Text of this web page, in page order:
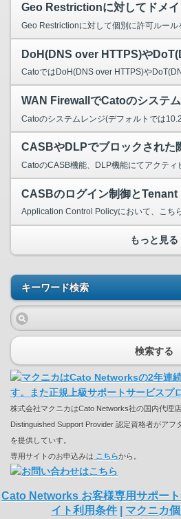
もっと見る
キーワード検索
検索する
株式会社マクニカはCato Networks社の国内代理
Distinguished Support Provider 認定資格者がアフ
を提供していす。
専用サイトのお申込みは こちらから。
Cato Networks お客様専用サポート
イト利用条件| マクニカ